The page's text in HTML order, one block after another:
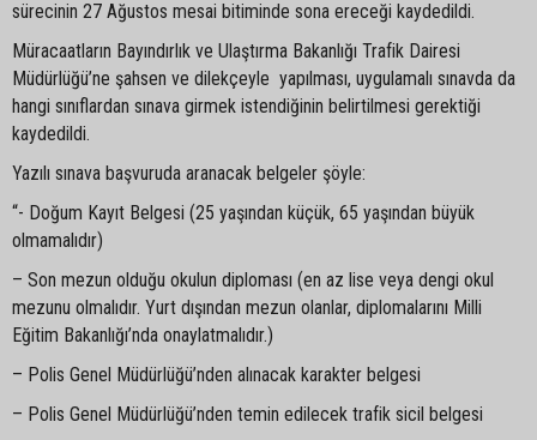
sürecinin 27 Ağustos mesai bitiminde sona ereceği kaydedildi.
Müracaatların Bayındırlık ve Ulaştırma Bakanlığı Trafik Dairesi
Müdürlüğü’ne şahsen ve dilekçeyle yapılması, uygulamalı sınavda da
hangi sınıflardan sınava girmek istendiğinin belirtilmesi gerektiği
kaydedildi.
Yazılı sınava başvuruda aranacak belgeler şöyle:
“- Doğum Kayıt Belgesi (25 yaşından küçük, 65 yaşından büyük
olmamalıdır)
– Son mezun olduğu okulun diploması (en az lise veya dengi okul
mezunu olmalıdır. Yurt dışından mezun olanlar, diplomalarını Milli
Eğitim Bakanlığı’nda onaylatmalıdır.)
– Polis Genel Müdürlüğü’nden alınacak karakter belgesi
– Polis Genel Müdürlüğü’nden temin edilecek trafik sicil belgesi